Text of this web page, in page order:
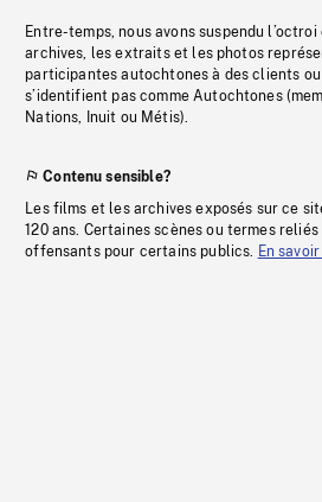
Entre-temps, nous avons suspendu
archives, les extraits et les photos
participantes autochtones à des clients
s’identifient pas comme Autochtones
Nations, Inuit ou Métis).
Contenu sensible?
Les films et les archives exposés sur ce
120 ans. Certaines scènes ou termes
offensants pour certains publics. En